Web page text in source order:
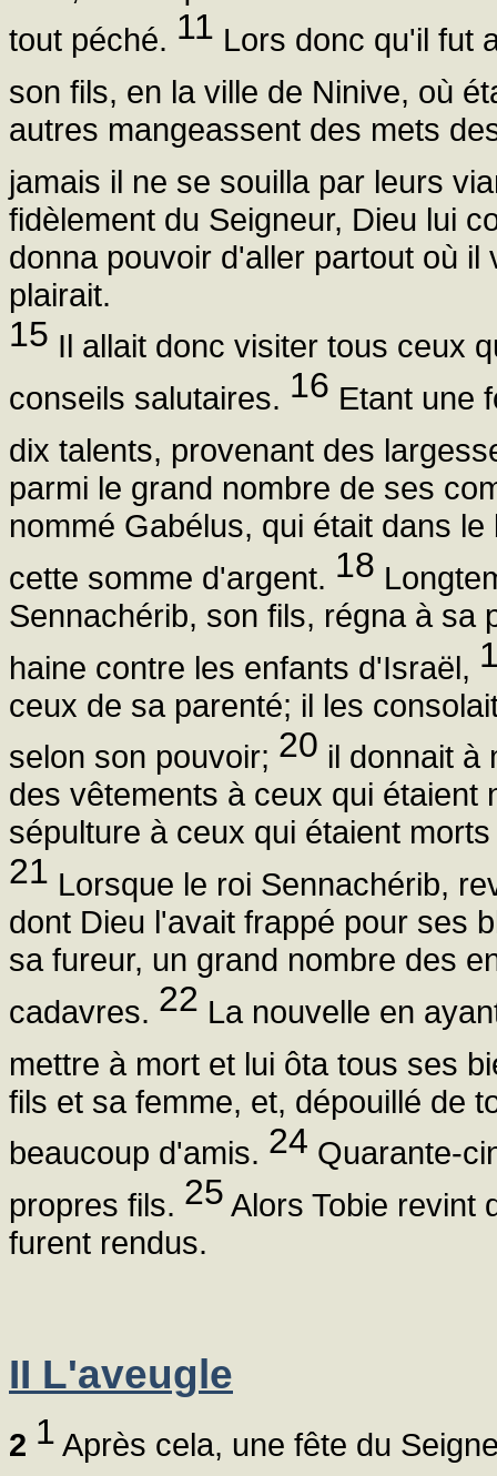
tout péché. 11 Lors donc qu'il fut
son fils, en la ville de Ninive, où
autres mangeassent des mets
jamais il ne se souilla par leurs
fidèlement du Seigneur, Dieu lui
donna pouvoir d'aller partout où
plairait.
15 Il allait donc visiter tous ceux
conseils salutaires. 16 Etant une
dix talents, provenant des
parmi le grand nombre de ses
nommé Gabélus, qui était dans
cette somme d'argent. 18
Sennachérib, son fils, régna à sa
haine contre les enfants d'Israël,
ceux de sa parenté; il les
selon son pouvoir; 20 il donnait à
des vêtements à ceux qui étaient
sépulture à ceux qui étaient
21 Lorsque le roi Sennachérib,
dont Dieu l'avait frappé pour ses
sa fureur, un grand nombre des
cadavres. 22 La nouvelle en
mettre à mort et lui ôta tous ses
fils et sa femme, et, dépouillé de
beaucoup d'amis. 24 Quarante-
propres fils. 25 Alors Tobie revint
furent rendus.
II L'aveugle
2 1 Après cela, une fête du